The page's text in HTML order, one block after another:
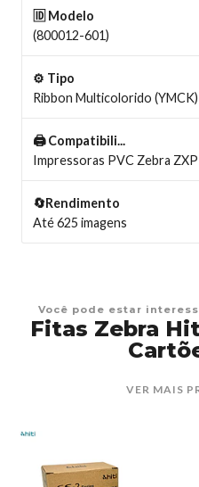
🆔 Modelo
(800012-601)
⚙️ Tipo
Ribbon Multicolorido (YMCK)
🖨️ Compatibili...
Impressoras PVC Zebra
🔄Rendimento
Até 625 imagens
Você pode estar
Fitas Zebra
VER MAIS